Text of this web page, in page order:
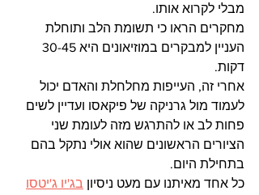
מבלי לקרוא אותו.
מחקרים הראו כי תשומת הלב ותוחלת
דקות.
אחרי זה, העייפות מחלחלת והאדם יכול
לעמוד מול גרניקה של פיקאסו ועדיין לשים
פחות לב או להתרגש מזה לעומת שני
הציורים הראשונים שהוא אולי נתקל בהם
בתחילת היום.
כל אחד מאיתנו עם מעט ניסיון בג'יו ג'יטסו